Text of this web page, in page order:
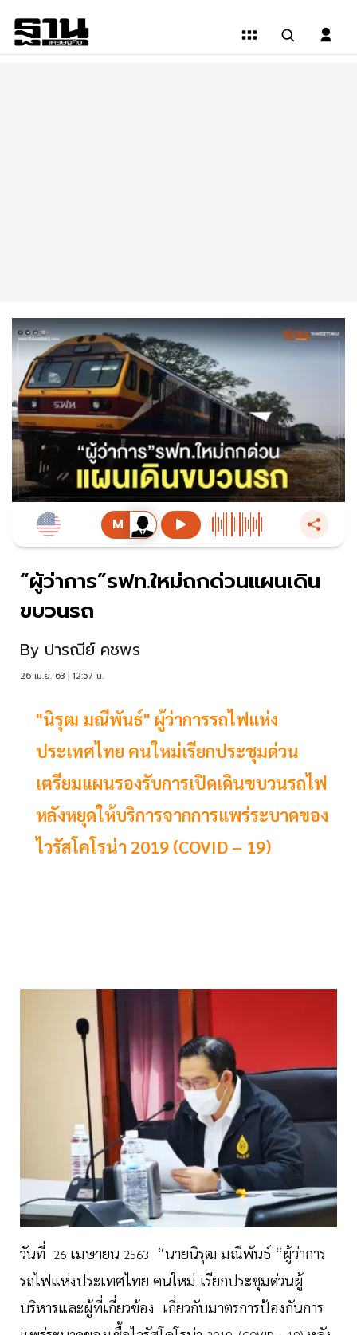
“ผู้ว่าการ”รฟท.ใหม่ถกด่วนแผนเดิน
ขบวนรถ
By ปารณีย์ คชพร
26 เม.ย. 63 | 12:57 น.
"นิรุฒ มณีพันธ์" ผู้ว่าการรถไฟแห่ง
ประเทศไทย คนใหม่เรียกประชุมด่วน
เตรียมแผนรองรับการเปิดเดินขบวนรถไฟ
หลังหยุดให้บริการจากการแพร่ระบาดของ
ไวรัสโคโรน่า 2019 (COVID – 19)
วันที่ 26 เมษายน 2563
“นายนิรุฒ มณีพันธ์ “ผู้ว่าการ
รถไฟแห่งประเทศไทย คนใหม่ เรียกประชุมด่วนผู้
บริหารและผู้ที่เกี่ยวข้อง เกี่ยวกับมาตรการป้องกันการ